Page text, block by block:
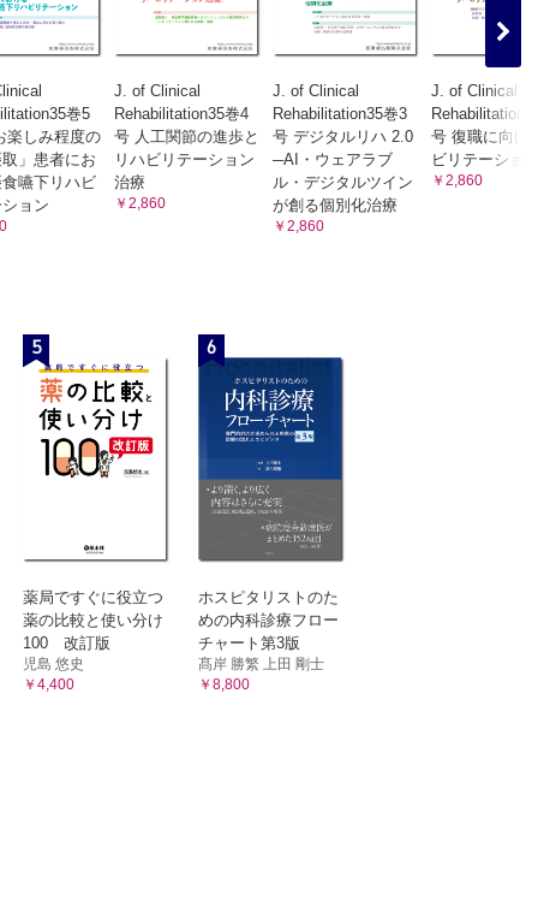
巻5
楽しみ程度の
」患者にお
嚥下リハビ
ション
J. of Clinical
Rehabilitation35巻4
号 人工関節の進歩と
リハビリテーション
治療
￥2,860
J. of Clinical
Rehabilitation35巻3
号 デジタルリハ 2.0
─AI・ウェアラブ
ル・デジタルツイン
が創る個別化治療
￥2,860
J. of Clinical
号 復職に向け
ビリテーショ
￥2,860
5
薬局ですぐに役立つ
薬の比較と使い分け
100 改訂版
児島 悠史
￥4,400
6
ホスピタリストのた
めの内科診療フロー
チャート第3版
髙岸 勝繁 上田 剛士
￥8,800